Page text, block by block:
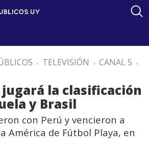
. TELEVISIÓN . CANAL 5 .
la clasificación
y Brasil
con Perú y vencieron a
América de Fútbol Playa, en